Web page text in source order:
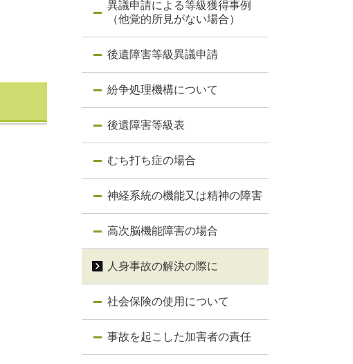
異議申請による等級獲得事例
（他覚的所見がない場合）
後遺障害等級異議申請
紛争処理機構について
後遺障害等級表
むち打ち症の場合
神経系統の機能又は精神の障害
高次脳機能障害の場合
人身事故の解決の際に
社会保険の使用について
事故を起こした加害者の責任